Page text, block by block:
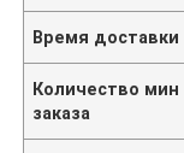
Время доставки
Количество мин
заказа